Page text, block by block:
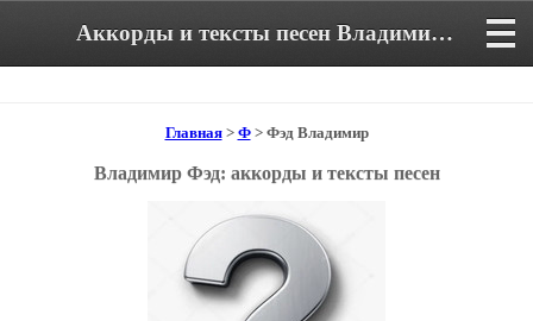
Аккорды и тексты песен Владимира Фэда
Главная> Ф> Фэд Владимир
Владимир Фэд: аккорды и тексты песен